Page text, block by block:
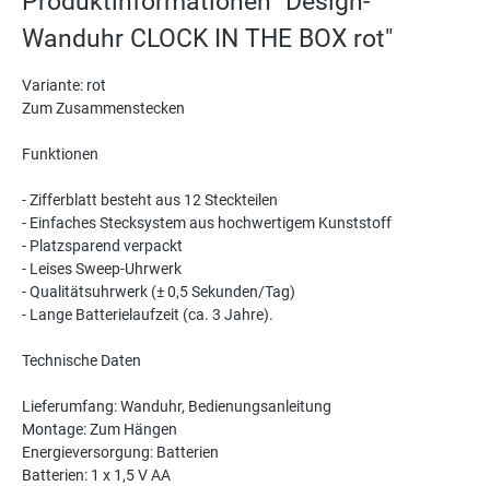
Wanduhr CLOCK IN THE BOX rot"
Variante: rot
Zum Zusammenstecken
Funktionen
- Zifferblatt besteht aus 12 Steckteilen
- Einfaches Stecksystem aus hochwertigem Kunststoff
- Platzsparend verpackt
- Leises Sweep-Uhrwerk
- Qualitätsuhrwerk (± 0,5 Sekunden/Tag)
- Lange Batterielaufzeit (ca. 3 Jahre).
Technische Daten
Lieferumfang: Wanduhr, Bedienungsanleitung
Montage: Zum Hängen
Energieversorgung: Batterien
Batterien: 1 x 1,5 V AA